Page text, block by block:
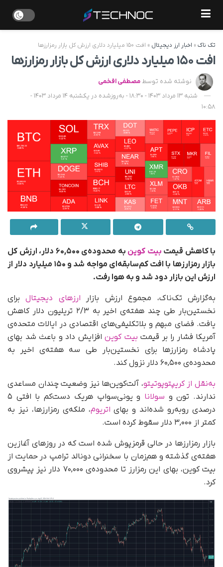
تک ناک» اخبار ارز دیجیتال » افت ۱۵۰ میلیارد دلاری ارزش کل بازار رمزارزها
افت ۱۵۰ میلیارد دلاری ارزش کل بازار رمزارزها
نوشته شده توسط مصطفی افخمی
شنبه 13 مرداد 1403 - 18:30 - به‌روزشده در یکشنبه 14 مرداد 1403 -
10:58
با کاهش قیمت بیت کوین
به محدوده‌ی ۶۰,۵۰۰ دلار، ارزش کل
بازار رمزارزها با افت کم‌سابقه‌ای مواجه شد و ۱۵۰ میلیارد دلار از
ارزش این بازار دود شد و به هوا رفت.
به‌گزارش تک‌ناک، مجموع ارزش بازار ارزهای دیجیتالبرای
نخستین‌بار طی چند هفته‌ی اخیر به ۲/۳ تریلیون دلار کاهش
یافت. فضای مبهم و بلاتکلیفی‌های اقتصادی در ایالات متحده‌ی
آمریکا فشار را بر قیمت بیت کوین افزایش داد و باعث شد بهای
پادشاه رمزارزها برای نخستین‌بار طی سه هفته‌ی اخیر به
محدوده‌ی ۶۰,۵۰۰ دلار نزول کند.
به‌نقل از کریپتوپوتیتو، آلت‌کوین‌ها نیز وضعیت چندان مساعدی
ندارند. تون و سولانا
و یونی‌سواپ هریک دست‌کم با افتی ۵
درصدی روبه‌رو شده‌اند و بهای اتریوم، ملکه‌ی رمزارزها، نیز به
کمتر از ۳,۰۰۰ دلار سقوط کرده است.
بازار رمزارزها در حالی قرمزپوش شده است که در روزهای آغازین
هفته‌ی گذشته و هم‌زمان با سخنرانی دونالد ترامپ در حمایت از
بیت کوین، بهای این رمزارز تا محدوده‌ی ۷۰,۰۰۰ دلار نیز پیشروی
کرد.